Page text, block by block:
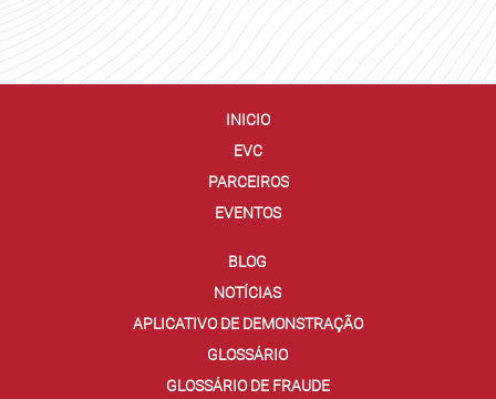
INICIO
EVC
PARCEIROS
EVENTOS
BLOG
NOTÍCIAS
APLICATIVO DE DEMONSTRAÇÃO
GLOSSÁRIO
GLOSSÁRIO DE FRAUDE